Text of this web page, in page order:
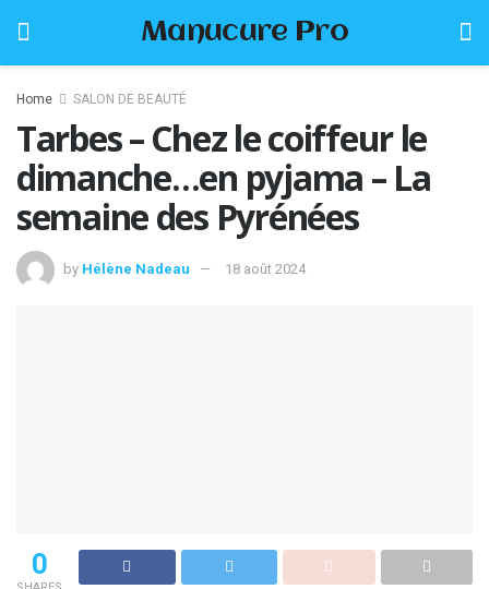
Manucure Pro
Home SALON DE BEAUTÉ
Tarbes – Chez le coiffeur le
dimanche…en pyjama – La
semaine des Pyrénées
by Hélène Nadeau 18 août 2024
0